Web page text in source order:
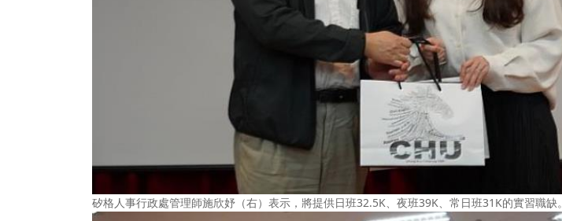
矽格人事行政處管理師施欣妤（右）表示，將提供日班32.5K、夜班39K、常日班31K的實習職缺。